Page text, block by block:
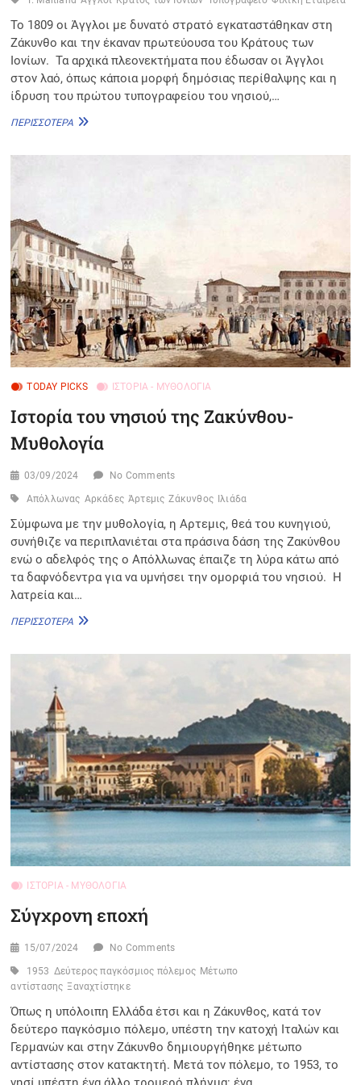
Το 1809 οι Άγγλοι με δυνατό στρατό εγκαταστάθηκαν στη
Ζάκυνθο και την έκαναν πρωτεύουσα του Κράτους των
Ιονίων. Τα αρχικά πλεονεκτήματα που έδωσαν οι Άγγλοι
στον λαό, όπως κάποια μορφή δημόσιας περίθαλψης και η
ίδρυση του πρώτου τυπογραφείου του νησιού,…
ΠΕΡΙΣΣΌΤΕΡΑ ΑΓΓΛΙΚΉ
TODAY PICKS ΙΣΤΟΡΊΑ - ΜΥΘΟΛΟΓΊΑ
Ιστορία του νησιού της Ζακύνθου-
Μυθολογία
03/09/2024 No Comments
Απόλλωνας Αρκάδες Άρτεμις Ζάκυνθος Ιλιάδα
Σύμφωνα με την μυθολογία, η Aρτεμις, θεά του κυνηγιού,
συνήθιζε να περιπλανιέται στα πράσινα δάση της Ζακύνθου
ενώ ο αδελφός της ο Απόλλωνας έπαιζε τη λύρα κάτω από
τα δαφνόδεντρα για να υμνήσει την ομορφιά του νησιού. Η
λατρεία και…
ΠΕΡΙΣΣΌΤΕΡΑ ΙΣΤΟΡΊΑ
ΖΑΚΎΝΘΟΥ-
ΙΣΤΟΡΊΑ - ΜΥΘΟΛΟΓΊΑ
Σύγχρονη εποχή
15/07/2024 No Comments
1953 Δεύτερος παγκόσμιος πόλεμος Μέτωπο
αντίστασης Ξαναχτίστηκε
Όπως η υπόλοιπη Ελλάδα έτσι και η Ζάκυνθος, κατά τον
δεύτερο παγκόσμιο πόλεμο, υπέστη την κατοχή Ιταλών και
Γερμανών και στην Ζάκυνθο δημιουργήθηκε μέτωπο
αντίστασης στον κατακτητή. Μετά τον πόλεμο, το 1953, το